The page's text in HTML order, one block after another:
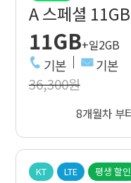
A 스페셜
11GB+일2GB
기본 기본
36,300원
8개월차 부
KT LTE 평생 할인